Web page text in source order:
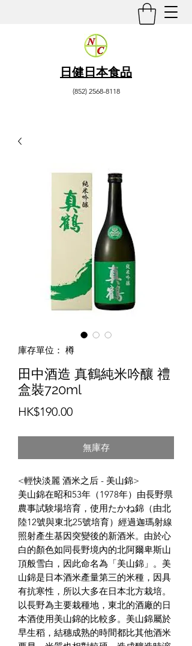
日健日本食品
(852) 2568-8118
庫存單位： 樽
田中酒造 真鶴純米吟釀 禮
盒裝720ml
HK$190.00價
無庫存
<輕快淡麗 酒米之后 - 美山錦>
美山錦在昭和53年（1978年）由長野県
農事試験場培育，使用たかね錦（由北
陸12號與東北25號培育）經過迦瑪射線
照射產生基因突變後的新酒米。由於心
白的顏色如同長野境內的北阿爾卑斯山
頂般雪白，因此命名為「美山錦」。美
山錦是日本酒米產量第三的米種，因具
有抗寒性，所以大多在日本北方栽培。
以長野為主要栽種地，東北的酒廠的日
本酒使用美山錦的比較多。美山錦屬於
早生稻，結穗成熟的時間都比其他酒米